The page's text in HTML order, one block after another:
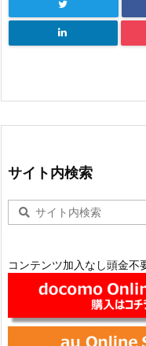
サイト内検索
コンテンツ加入なし頭金不